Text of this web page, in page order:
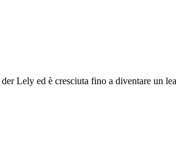
Lely ed è cresciuta fino a diventare un